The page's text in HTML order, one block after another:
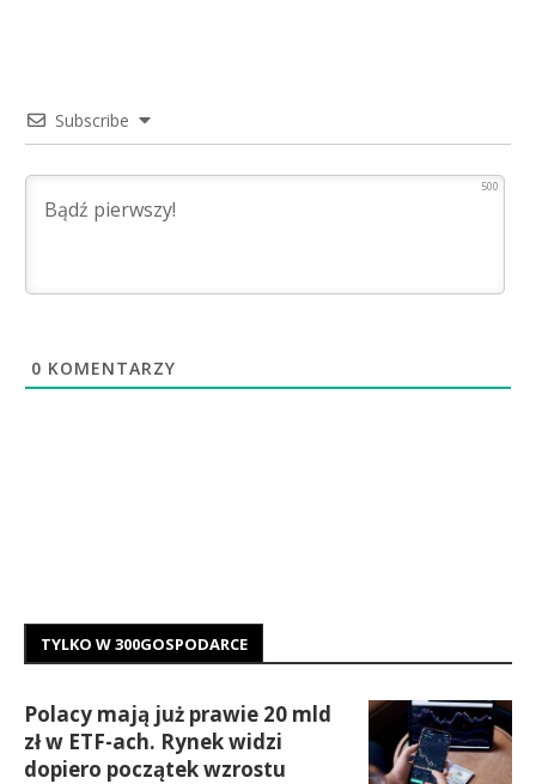
Subscribe
500
0 KOMENTARZY
TYLKO W 300GOSPODARCE
Polacy mają już prawie 20 mld
zł w ETF-ach. Rynek widzi
dopiero początek wzrostu